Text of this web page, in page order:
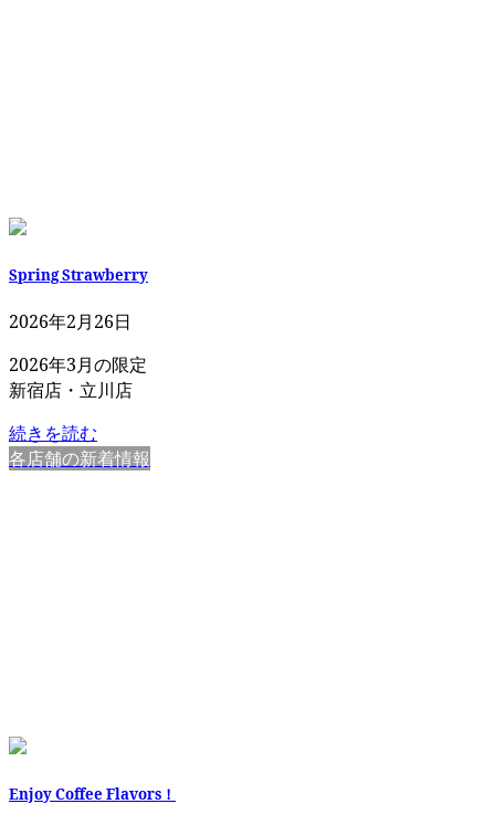
Spring Strawberry
2026年2月26日
2026年3月の限定
新宿店・立川店
続きを読む
各店舗の新着情報
Enjoy Coffee Flavors！